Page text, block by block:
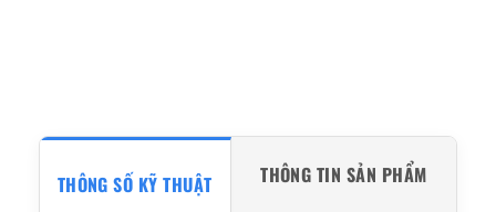
THÔNG SỐ KỸ THUẬT THÔNG TIN SẢN PHẨM